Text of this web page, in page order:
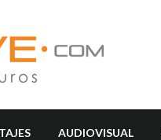
AUDIOVISUAL